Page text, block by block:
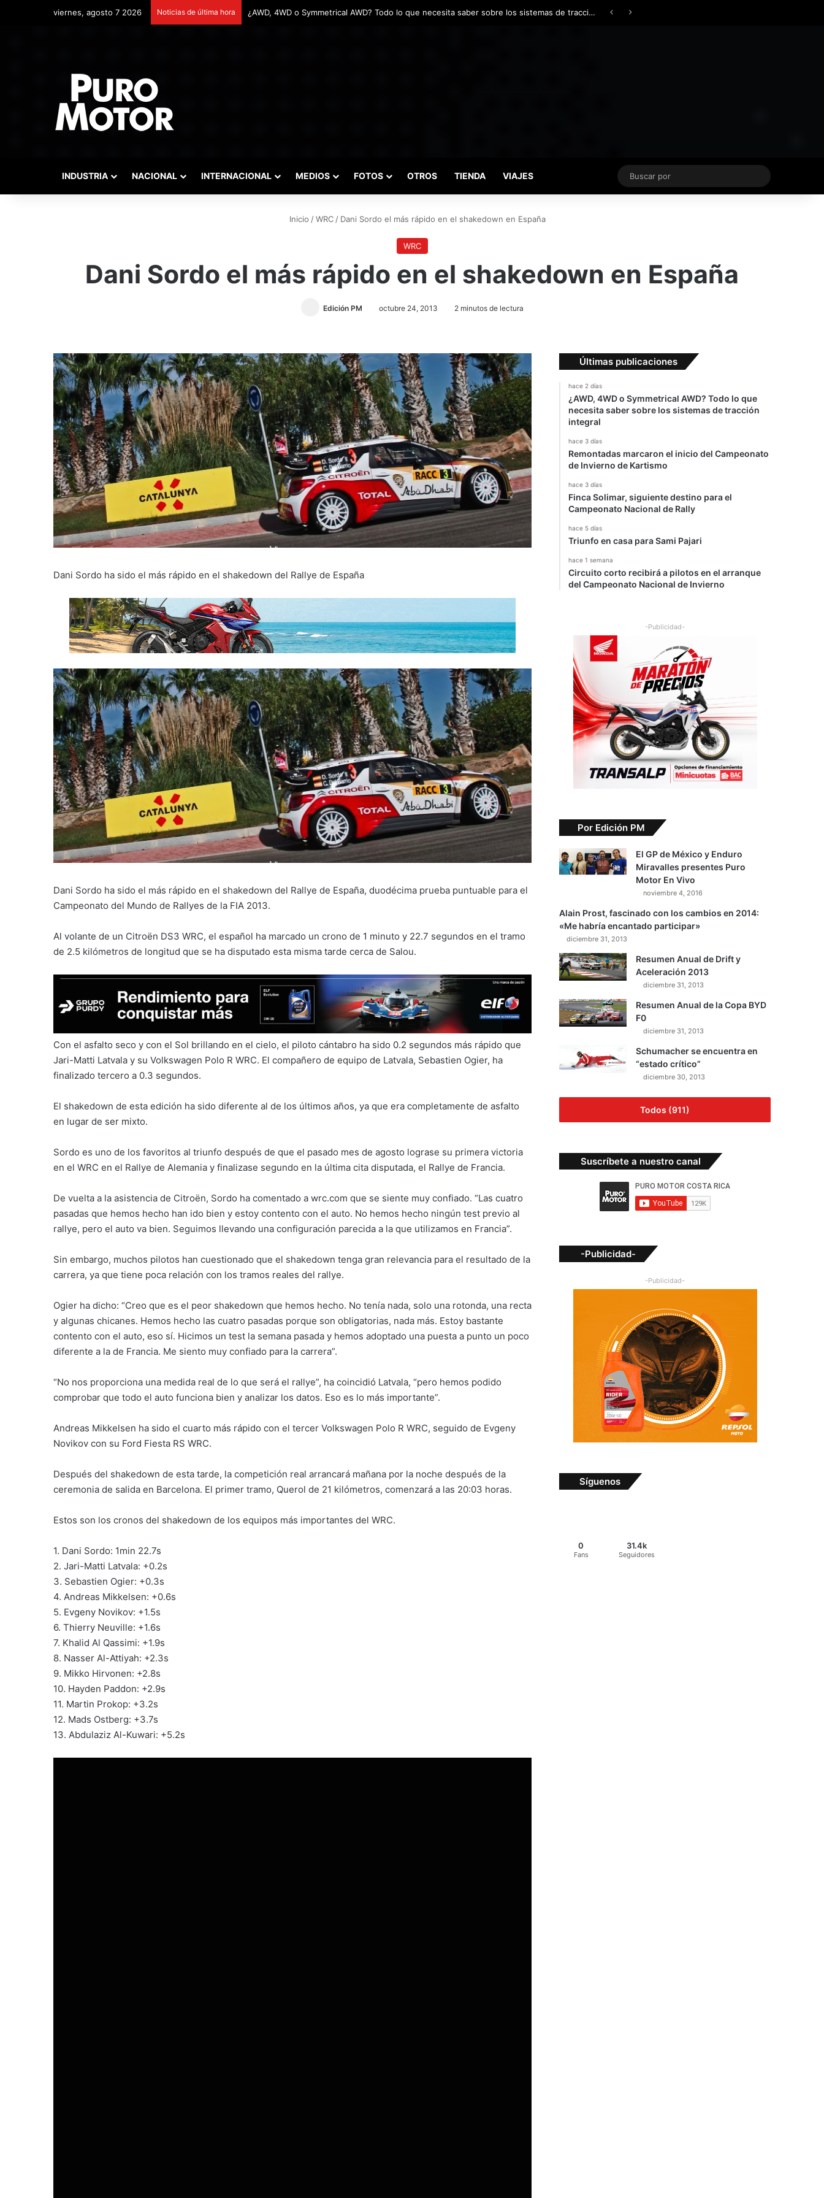
viernes, agosto 7 2026 Noticias de última hora Remontadas marcaron el inicio del Campeonato de Invierno de Kartismo
INDUSTRIA NACIONAL INTERNACIONAL MEDIOS FOTOS OTROS TIENDA VIAJES
Buscar
por
Inicio / WRC / Dani Sordo el más rápido en el shakedown en España
WRC
Dani Sordo el más rápido en el shakedown en España
Edición PM octubre 24, 2013 2 minutos de lectura
Dani Sordo ha sido el más rápido en el shakedown del Rallye de España
Dani Sordo ha sido el más rápido en el shakedown del Rallye de España, duodécima prueba puntuable para el
Campeonato del Mundo de Rallyes de la FIA 2013.
Al volante de un Citroën DS3 WRC, el español ha marcado un crono de 1 minuto y 22.7 segundos en el tramo
de 2.5 kilómetros de longitud que se ha disputado esta misma tarde cerca de Salou.
Con el asfalto seco y con el Sol brillando en el cielo, el piloto cántabro ha sido 0.2 segundos más rápido que
Jari-Matti Latvala y su Volkswagen Polo R WRC. El compañero de equipo de Latvala, Sebastien Ogier, ha
finalizado tercero a 0.3 segundos.
El shakedown de esta edición ha sido diferente al de los últimos años, ya que era completamente de asfalto
en lugar de ser mixto.
Sordo es uno de los favoritos al triunfo después de que el pasado mes de agosto lograse su primera victoria
en el WRC en el Rallye de Alemania y finalizase segundo en la última cita disputada, el Rallye de Francia.
De vuelta a la asistencia de Citroën, Sordo ha comentado a wrc.com que se siente muy confiado. “Las cuatro
pasadas que hemos hecho han ido bien y estoy contento con el auto. No hemos hecho ningún test previo al
rallye, pero el auto va bien. Seguimos llevando una configuración parecida a la que utilizamos en Francia”.
Sin embargo, muchos pilotos han cuestionado que el shakedown tenga gran relevancia para el resultado de la
carrera, ya que tiene poca relación con los tramos reales del rallye.
Ogier ha dicho: “Creo que es el peor shakedown que hemos hecho. No tenía nada, solo una rotonda, una recta
y algunas chicanes. Hemos hecho las cuatro pasadas porque son obligatorias, nada más. Estoy bastante
contento con el auto, eso sí. Hicimos un test la semana pasada y hemos adoptado una puesta a punto un poco
diferente a la de Francia. Me siento muy confiado para la carrera”.
“No nos proporciona una medida real de lo que será el rallye”, ha coincidió Latvala, “pero hemos podido
comprobar que todo el auto funciona bien y analizar los datos. Eso es lo más importante”.
Andreas Mikkelsen ha sido el cuarto más rápido con el tercer Volkswagen Polo R WRC, seguido de Evgeny
Novikov con su Ford Fiesta RS WRC.
Después del shakedown de esta tarde, la competición real arrancará mañana por la noche después de la
ceremonia de salida en Barcelona. El primer tramo, Querol de 21 kilómetros, comenzará a las 20:03 horas.
Estos son los cronos del shakedown de los equipos más importantes del WRC.
1. Dani Sordo: 1min 22.7s
2. Jari-Matti Latvala: +0.2s
3. Sebastien Ogier: +0.3s
4. Andreas Mikkelsen: +0.6s
5. Evgeny Novikov: +1.5s
6. Thierry Neuville: +1.6s
7. Khalid Al Qassimi: +1.9s
8. Nasser Al-Attiyah: +2.3s
9. Mikko Hirvonen: +2.8s
10. Hayden Paddon: +2.9s
11. Martin Prokop: +3.2s
12. Mads Ostberg: +3.7s
13. Abdulaziz Al-Kuwari: +5.2s
Últimas publicaciones
hace 2 días
¿AWD, 4WD o Symmetrical AWD? Todo lo que
necesita saber sobre los sistemas de tracción
integral
hace 3 días
Remontadas marcaron el inicio del Campeonato
de Invierno de Kartismo
hace 3 días
Finca Solimar, siguiente destino para el
Campeonato Nacional de Rally
hace 5 días
Triunfo en casa para Sami Pajari
hace 1 semana
Circuito corto recibirá a pilotos en el arranque
del Campeonato Nacional de Invierno
-Publicidad-
Por Edición PM
El GP de México y Enduro
Miravalles presentes Puro
Motor En Vivo
noviembre 4, 2016
Alain Prost, fascinado con los cambios en 2014:
«Me habría encantado participar»
diciembre 31, 2013
Resumen Anual de Drift y
Aceleración 2013
diciembre 31, 2013
Resumen Anual de la Copa BYD
F0
diciembre 31, 2013
Schumacher se encuentra en
“estado crítico”
diciembre 30, 2013
Todos (911)
Suscríbete a nuestro canal
-Publicidad-
-Publicidad-
Síguenos
0
Fans
31.4k
Seguidores